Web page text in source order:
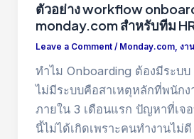
ตัวอย่าง workflow
monday.com สำหรับทีม
Leave a Comment / Monday.com, งา
ทำไม Onboarding ต้องมีระบ
ไม่มีระบบคือสาเหตุหลักที่พนักง
ภายใน 3 เดือนแรก ปัญหาที่เจ
นี้ไม่ได้เกิดเพราะคนทำงานไม่